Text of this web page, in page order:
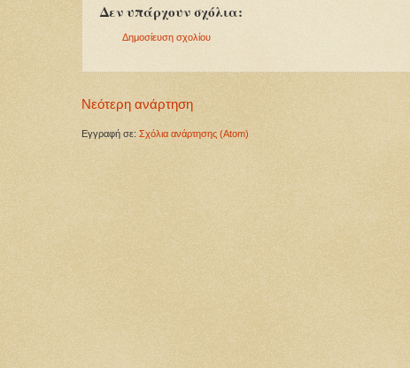
Δεν υπάρχουν σχόλια:
Δημοσίευση σχολίου
Νεότερη ανάρτηση
Εγγραφή σε: Σχόλια ανάρτησης (Atom)